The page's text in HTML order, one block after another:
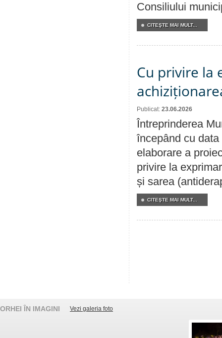
Consiliului
CITEŞTE MAI MULT...
Cu privire la
Publicat: 23.06.2026
Întreprinderea
începând cu
elaborare a
privire la
și sarea
CITEŞTE MAI MULT...
ORHEI ÎN IMAGINI Vezi galeria foto